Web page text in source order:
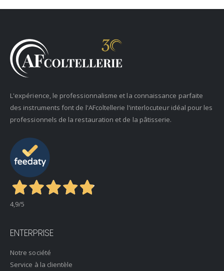
L'expérience, le professionnalisme et la connaissance parfaite
des instruments font de l'AFcoltellerie l'interlocuteur idéal pour les
professionnels de la restauration et de la pâtisserie.
4,9/5
ENTERPRISE
Notre société
Service à la clientèle